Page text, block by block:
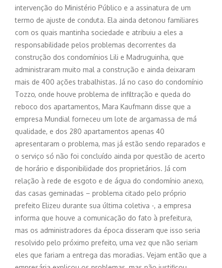
intervenção do Ministério Público e a assinatura de um
termo de ajuste de conduta. Ela ainda detonou familiares
com os quais mantinha sociedade e atribuiu a eles a
responsabilidade pelos problemas decorrentes da
construção dos condomínios Lili e Madruguinha, que
administraram muito mal a construção e ainda deixaram
mais de 400 ações trabalhistas. Já no caso do condomínio
Tozzo, onde houve problema de infiltração e queda do
reboco dos apartamentos, Mara Kaufmann disse que a
empresa Mundial forneceu um lote de argamassa de má
qualidade, e dos 280 apartamentos apenas 40
apresentaram o problema, mas já estão sendo reparados e
o serviço só não foi concluído ainda por questão de acerto
de horário e disponibilidade dos proprietários. Já com
relação à rede de esgoto e de água do condomínio anexo,
das casas geminadas – problema citado pelo próprio
prefeito Elizeu durante sua última coletiva -, a empresa
informa que houve a comunicação do fato à prefeitura,
mas os administradores da época disseram que isso seria
resolvido pelo próximo prefeito, uma vez que não seriam
eles que fariam a entrega das moradias. Vejam então que a